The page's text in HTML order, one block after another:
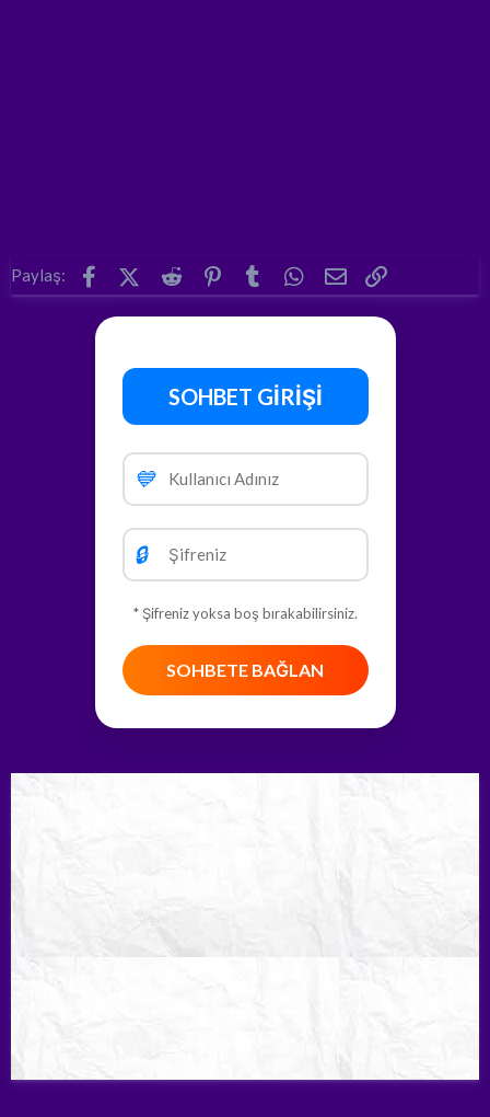
Paylaş: FacebookX (Twitter)
Reddit Pinterest
Tumblr WhatsApp
E-posta
SOHBET GİRİŞİ
💙
🔒
* Şifreniz yoksa boş bırakabilirsiniz.
SOHBETE BAĞLAN